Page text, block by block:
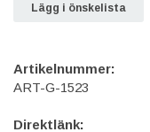
Lägg i önskelista
Artikelnummer:
ART-G-1523
Direktlänk: